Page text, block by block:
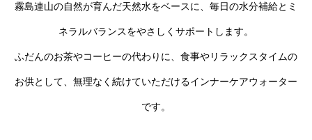
霧島連山の自然が育んだ天然水をベースに、毎日の水分補給とミ
ネラルバランスをやさしくサポートします。
ふだんのお茶やコーヒーの代わりに、食事やリラックスタイムの
お供として、無理なく続けていただけるインナーケアウォーター
です。